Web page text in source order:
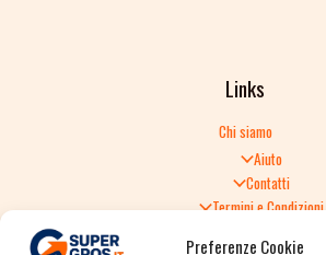
Preferenze Cookie
Links
Chi siamo
Aiuto
Contatti
Termini e Condizioni